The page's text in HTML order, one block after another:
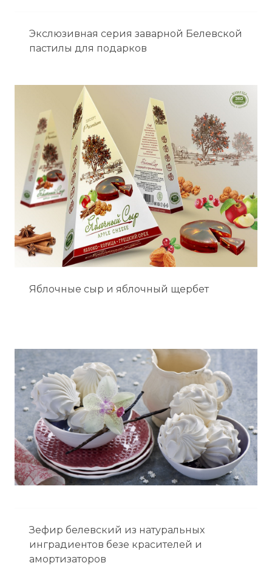
Экслюзивная серия заварной Белевской
пастилы для подарков
Яблочные сыр и яблочный щербет
Зефир белевский из натуральных
инградиентов безе красителей и
амортизаторов